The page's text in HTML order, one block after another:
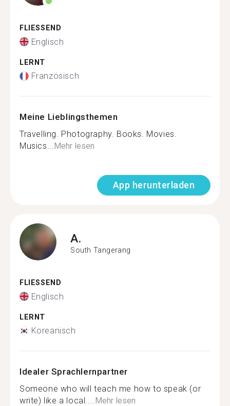
FLIESSEND
Englisch
LERNT
Französisch
Meine Lieblingsthemen
Travelling. Photography. Books. Movies.
Musics...Mehr lesen
App herunterladen
A.
South Tangerang
FLIESSEND
Englisch
LERNT
Koreanisch
Idealer Sprachlernpartner
Someone who will teach me how to speak (or
write) like a local....Mehr lesen